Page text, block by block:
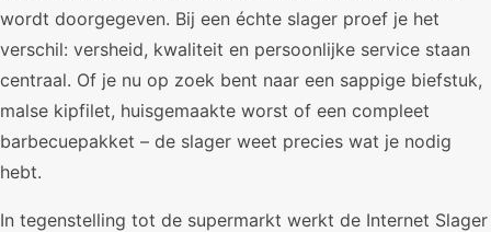
wordt doorgegeven. Bij een échte slager proef je het
verschil: versheid, kwaliteit en persoonlijke service staan
centraal. Of je nu op zoek bent naar een sappige biefstuk,
malse kipfilet, huisgemaakte worst of een compleet
barbecuepakket – de slager weet precies wat je nodig
hebt.
In tegenstelling tot de supermarkt werkt de Internet Slager